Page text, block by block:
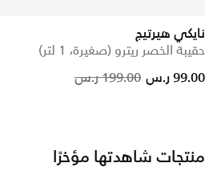
نايكي هيرتيج
حقيبة الخصر ريترو (صغيرة، 1 لتر)
Price199.00 ر.س to
99.00 ر.س
منتجات شاهدتها مؤخرًا